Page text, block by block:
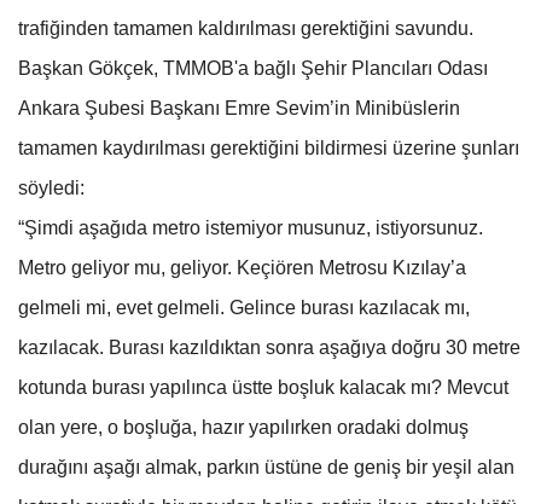
trafiğinden tamamen kaldırılması gerektiğini savundu.
Başkan Gökçek, TMMOB'a bağlı Şehir Plancıları Odası
Ankara Şubesi Başkanı Emre Sevim’in Minibüslerin
tamamen kaydırılması gerektiğini bildirmesi üzerine şunları
söyledi:
“Şimdi aşağıda metro istemiyor musunuz, istiyorsunuz.
Metro geliyor mu, geliyor. Keçiören Metrosu Kızılay’a
gelmeli mi, evet gelmeli. Gelince burası kazılacak mı,
kazılacak. Burası kazıldıktan sonra aşağıya doğru 30 metre
kotunda burası yapılınca üstte boşluk kalacak mı? Mevcut
olan yere, o boşluğa, hazır yapılırken oradaki dolmuş
durağını aşağı almak, parkın üstüne de geniş bir yeşil alan